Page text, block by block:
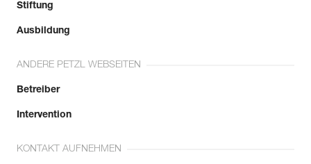
Stiftung
Ausbildung
ANDERE PETZL WEBSEITEN
Betreiber
Intervention
KONTAKT AUFNEHMEN